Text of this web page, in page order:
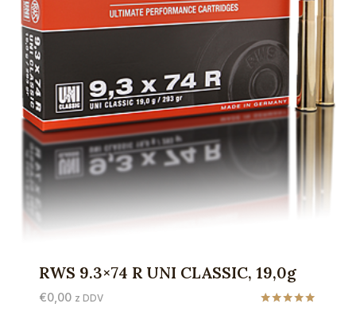
RWS 9.3×74 R UNI CLASSIC, 19,0g
€0,00 z DDV